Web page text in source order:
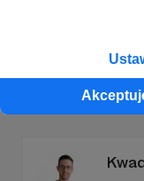
Promowani